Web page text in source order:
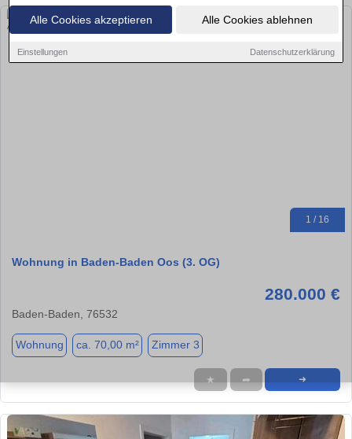
Alle Cookies akzeptieren Alle Cookies ablehnen
Einstellungen Datenschutzerklärung
1 / 16
Wohnung in Baden-Baden Oos (3. OG)
280.000 €
Baden-Baden, 76532
Wohnung ca. 70,00 m² Zimmer 3
★ ➦ ➜